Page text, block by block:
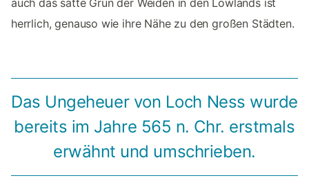
herrlich, genauso wie ihre Nähe zu den großen Städten.
Das Ungeheuer von Loch Ness wurde
bereits im Jahre 565 n. Chr. erstmals
erwähnt und umschrieben.